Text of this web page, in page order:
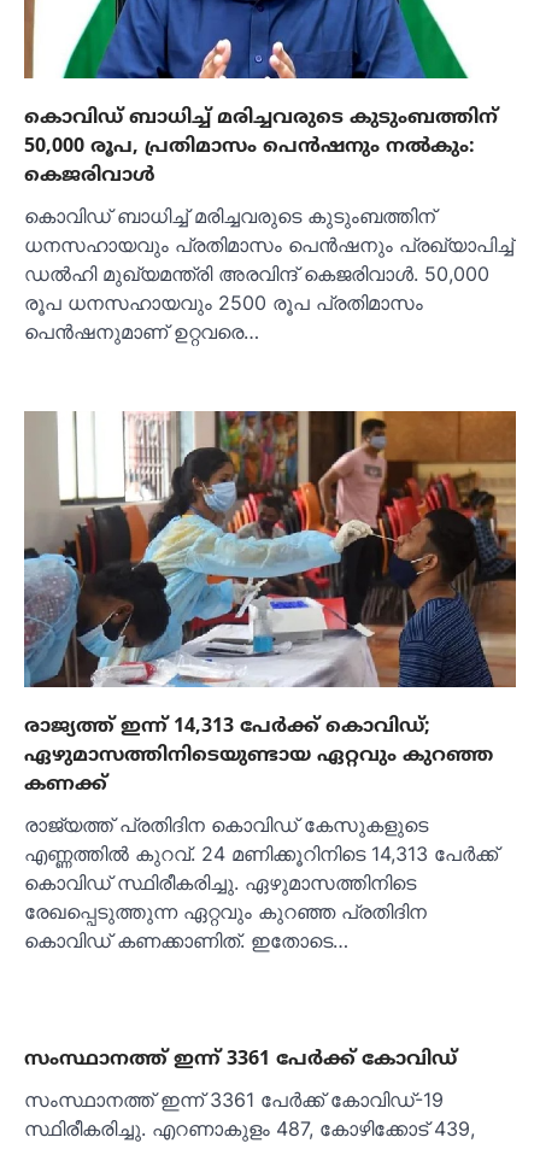
കൊവിഡ് ബാധിച്ച്‌ മരിച്ചവരുടെ കുടുംബത്തിന്
50,000 രൂപ, പ്രതിമാസം പെന്‍ഷനും നല്‍കും:
കെജരിവാള്‍
കൊവിഡ് ബാധിച്ച്‌ മരിച്ചവരുടെ കുടുംബത്തിന്
ധനസഹായവും പ്രതിമാസം പെന്‍ഷനും പ്രഖ്യാപിച്ച്‌
ഡല്‍ഹി മുഖ്യമന്ത്രി അരവിന്ദ് കെജരിവാള്‍. 50,000
രൂപ ധനസഹായവും 2500 രൂപ പ്രതിമാസം
പെന്‍ഷനുമാണ് ഉറ്റവരെ…
രാജ്യത്ത് ഇന്ന് 14,313 പേര്‍ക്ക് കൊവിഡ്;
ഏഴുമാസത്തിനിടെയുണ്ടായ ഏറ്റവും കുറഞ്ഞ
കണക്ക്
രാജ്യത്ത് പ്രതിദിന കൊവിഡ് കേസുകളുടെ
എണ്ണത്തില്‍ കുറവ്. 24 മണിക്കൂറിനിടെ 14,313 പേര്‍ക്ക്
കൊവിഡ് സ്ഥിരീകരിച്ചു. ഏഴുമാസത്തിനിടെ
രേഖപ്പെടുത്തുന്ന ഏറ്റവും കുറഞ്ഞ പ്രതിദിന
കൊവിഡ് കണക്കാണിത്. ഇതോടെ…
സംസ്ഥാനത്ത് ഇന്ന് 3361 പേര്‍ക്ക് കോവിഡ്
സംസ്ഥാനത്ത് ഇന്ന് 3361 പേര്‍ക്ക് കോവിഡ്-19
സ്ഥിരീകരിച്ചു. എറണാകുളം 487, കോഴിക്കോട് 439,